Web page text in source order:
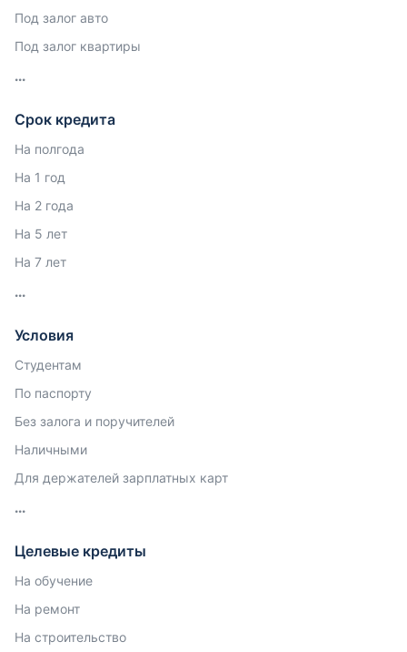
Под залог авто
Под залог квартиры
Срок кредита
На полгода
На 1 год
На 2 года
На 5 лет
На 7 лет
Условия
Студентам
По паспорту
Без залога и поручителей
Наличными
Для держателей зарплатных карт
Целевые кредиты
На обучение
На ремонт
На строительство